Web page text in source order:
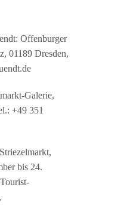
Offenburger
01189 Dresden,
Galerie,
+49 351
bis 24.